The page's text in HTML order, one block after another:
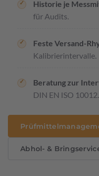
Historie je
für Audits.
Feste Versand-
Kalibrierintervalle.
Beratung zur
DIN EN ISO 10012.
Abhol- &